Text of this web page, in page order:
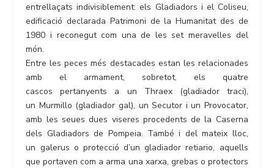
entrellaçats indivisiblement: els Gladiadors i el Coliseu,
edificació declarada Patrimoni de la Humanitat des de
1980 i reconegut com una de les set meravelles del
món.
Entre les peces més destacades estan les relacionades
amb el armament, sobretot, els quatre
cascos pertanyents a un Thraex (gladiador traci),
un Murmillo (gladiador gal), un Secutor i un Provocator,
amb les seues dues viseres procedents de la Caserna
dels Gladiadors de Pompeia. També i del mateix lloc,
un galerus o protecció d’un gladiador retiario, aquells
que portaven com a arma una xarxa, grebas o protectors